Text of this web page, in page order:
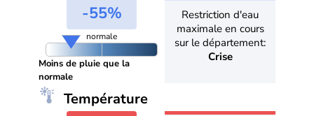
-55%
normale
Moins de pluie que la
normale
Restriction d'eau
maximale en cours
sur le département:
Crise
Température